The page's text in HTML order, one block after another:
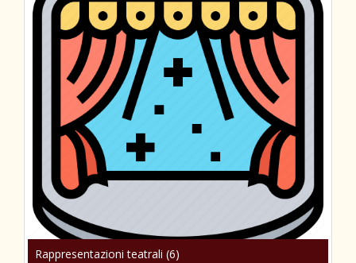
Rappresentazioni teatrali (6)